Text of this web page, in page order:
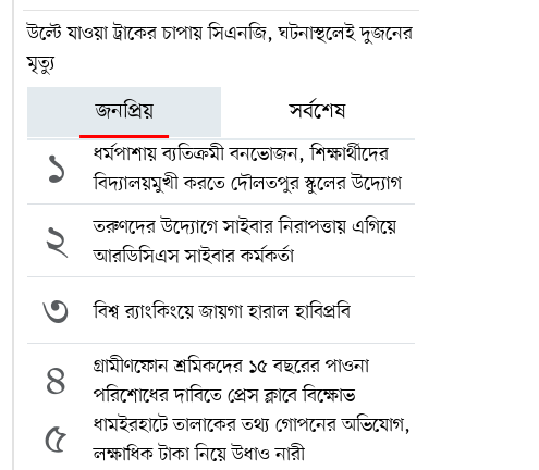
উল্টে যাওয়া ট্রাকের চাপায় সিএনজি, ঘটনাস্থলেই দুজনের
মৃত্যু
জনপ্রিয় সর্বশেষ
১
ধর্মপাশায় ব্যতিক্রমী বনভোজন, শিক্ষার্থীদের
বিদ্যালয়মুখী করতে দৌলতপুর স্কুলের উদ্যোগ
২
তরুণদের উদ্যোগে সাইবার নিরাপত্তায় এগিয়ে
আরডিসিএস সাইবার কর্মকর্তা
৩ বিশ্ব র‍্যাংকিংয়ে জায়গা হারাল হাবিপ্রবি
৪
গ্রামীণফোন শ্রমিকদের ১৫ বছরের পাওনা
পরিশোধের দাবিতে প্রেস ক্লাবে বিক্ষোভ
৫
ধামইরহাটে তালাকের তথ্য গোপনের অভিযোগ,
লক্ষাধিক টাকা নিয়ে উধাও নারী